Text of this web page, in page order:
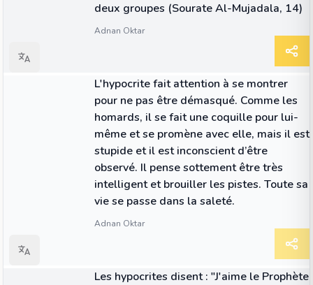
deux groupes (Sourate Al-Mujadala, 14)
Adnan Oktar
L'hypocrite fait attention à se montrer
pour ne pas être démasqué. Comme les
homards, il se fait une coquille pour lui-
même et se promène avec elle, mais il est
stupide et il est inconscient d’être
observé. Il pense sottement être très
intelligent et brouiller les pistes. Toute sa
vie se passe dans la saleté.
Adnan Oktar
Les hypocrites disent : "J'aime le Prophète